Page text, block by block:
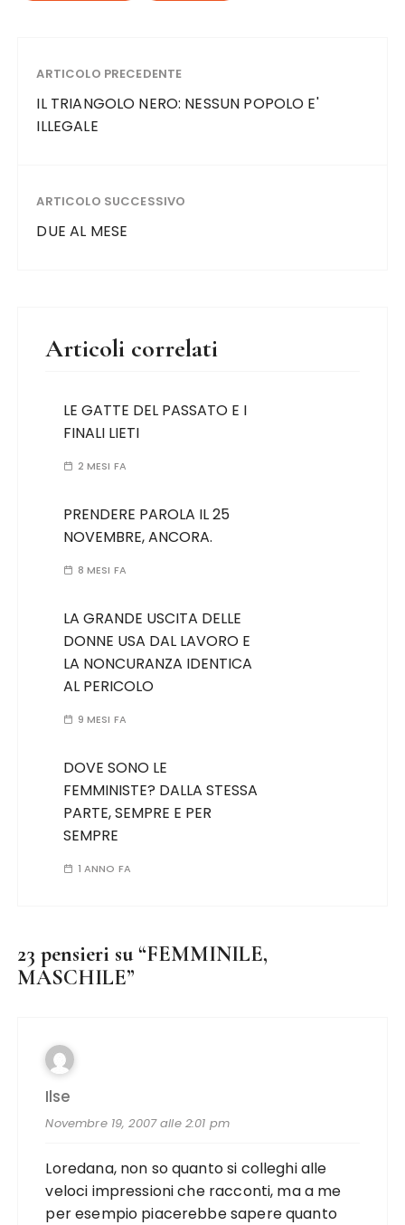
ARTICOLO PRECEDENTE
IL TRIANGOLO NERO: NESSUN POPOLO E'
ILLEGALE
ARTICOLO SUCCESSIVO
DUE AL MESE
Articoli correlati
LE GATTE DEL PASSATO E I
FINALI LIETI
2 MESI FA
PRENDERE PAROLA IL 25
NOVEMBRE, ANCORA.
8 MESI FA
LA GRANDE USCITA DELLE
DONNE USA DAL LAVORO E
LA NONCURANZA IDENTICA
AL PERICOLO
9 MESI FA
DOVE SONO LE
FEMMINISTE? DALLA STESSA
PARTE, SEMPRE E PER
SEMPRE
1 ANNO FA
23 pensieri su “FEMMINILE,
MASCHILE”
Ilse
Novembre 19, 2007 alle 2:01 pm
Loredana, non so quanto si colleghi alle
veloci impressioni che racconti, ma a me
per esempio piacerebbe sapere quanto